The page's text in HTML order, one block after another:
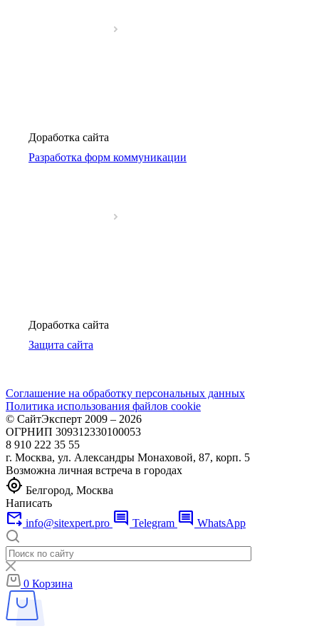
Доработка сайта
Разработка форм коммуникации
Доработка сайта
Защита сайта
Соглашение на обработку персональных данных
Политика использования файлов cookie
© СайтЭксперт 2009 – 2026
ОГРНИП 309312330100053
8 910 222 35 55
г. Москва, ул. Александры Монаховой, 87, корп. 5
Возможна личная встреча в городах
my_location Белгород, Москва
Написать
forward_to_inbox info@sitexpert.pro comment Telegram comment WhatsApp
0 Корзина